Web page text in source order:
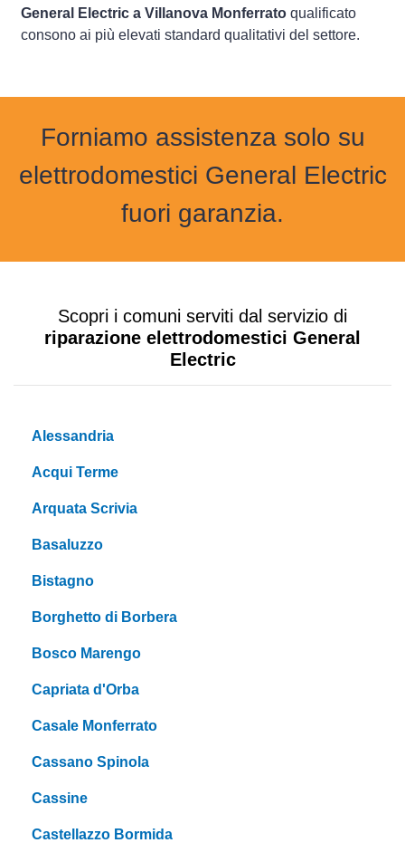
General Electric a Villanova Monferrato qualificato
consono ai più elevati standard qualitativi del settore.
Forniamo assistenza solo su
elettrodomestici General Electric
fuori garanzia.
Scopri i comuni serviti dal servizio di
riparazione elettrodomestici General
Electric
Alessandria
Acqui Terme
Arquata Scrivia
Basaluzzo
Bistagno
Borghetto di Borbera
Bosco Marengo
Capriata d'Orba
Casale Monferrato
Cassano Spinola
Cassine
Castellazzo Bormida